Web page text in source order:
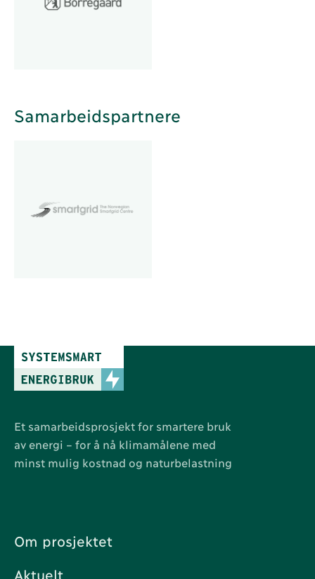
Samarbeidspartnere
Et samarbeidsprosjekt for smartere bruk
av energi – for å nå klimamålene med
minst mulig kostnad og naturbelastning
Om prosjektet
Aktuelt